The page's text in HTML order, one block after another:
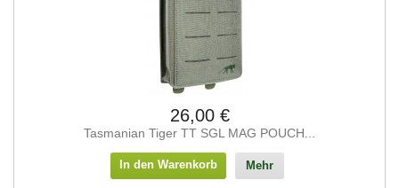
26,00 €
Tasmanian Tiger TT SGL MAG POUCH...
In den Warenkorb Mehr